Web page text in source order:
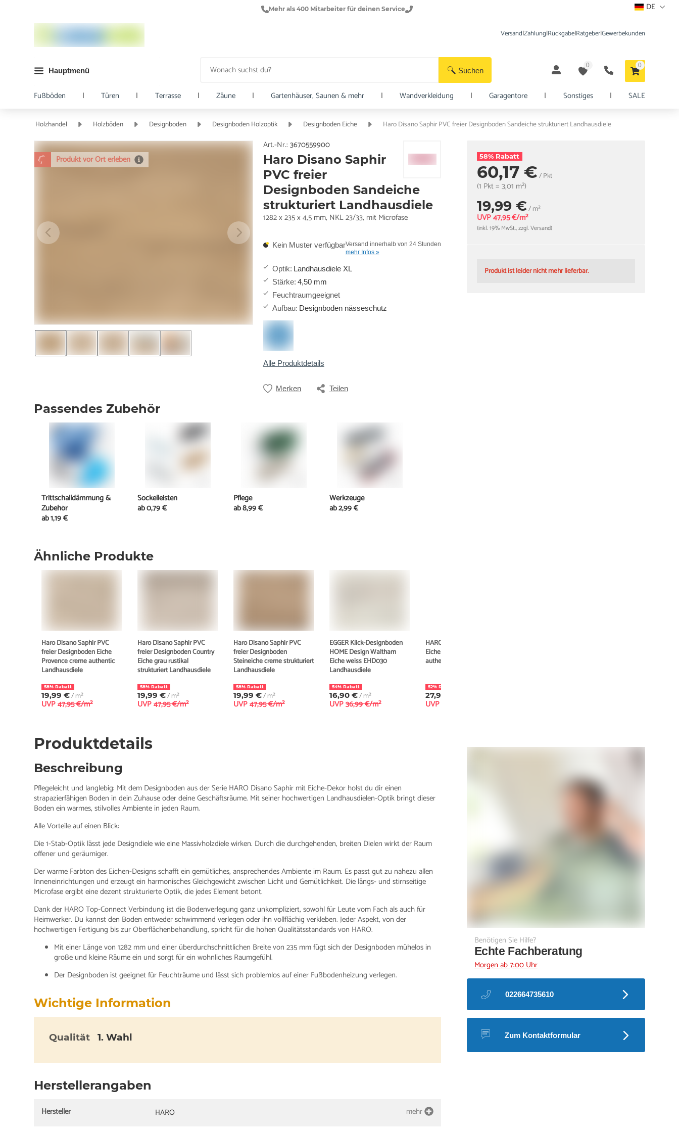
Mehr als 400 Mitarbeiter für deinen Service DE
Suchen
Versand|Zahlung|Rückgabe|Ratgeber|Gewerbekunden
Hauptmenü
0 0
Fußböden | Türen | Terrasse | Zäune | Gartenhäuser, Saunen & mehr | Wandverkleidung | Garagentore | Sonstiges | SALE
Holzhandel Holzböden Designboden Designboden Holzoptik Designboden Eiche Haro Disano Saphir PVC freier Designboden Sandeiche strukturiert Landhausdiele
Produkt vor Ort erleben
Art.-Nr.: 3670559900
Haro Disano Saphir
PVC freier
Designboden Sandeiche
strukturiert Landhausdiele
1282 x 235 x 4,5 mm, NKL 23/33, mit Microfase
Kein Muster verfügbarVersand innerhalb von 24 Stunden
mehr Infos »
Optik: Landhausdiele XL
Stärke: 4,50 mm
Feuchtraumgeeignet
Aufbau: Designboden nässeschutz
Alle Produktdetails
Merken Teilen
58% Rabatt
60,17 €/ Pkt
(1 Pkt = 3,01 m²)
19,99 €/ m²
UVP 47,95 €/m²
(inkl. 19% MwSt., zzgl. Versand)
Produkt ist leider nicht mehr lieferbar.
Ähnliche Produkte
Haro Disano Saphir PVC
freier Designboden Eiche
Provence creme authentic
Landhausdiele
58% Rabatt
19,99 €/ m²
UVP 47,95 €/m²
Haro Disano Saphir PVC
freier Designboden Country
Eiche grau rustikal
strukturiert Landhausdiele
58% Rabatt
19,99 €/ m²
UVP 47,95 €/m²
Haro Disano Saphir PVC
freier Designboden
Steineiche creme strukturiert
Landhausdiele
58% Rabatt
19,99 €/ m²
UVP 47,95 €/m²
EGGER Klick-Designboden
HOME Design Waltham
Eiche weiss EHD030
Landhausdiele
54% Rabatt
16,90 €/ m²
UVP 36,99 €/m²
HARO Disano Classic Aqua
Eiche Provence creme
authentic Landhausdiele XL
52% Rabatt
27,90 €
UVP
Produktdetails
Beschreibung
Pflegeleicht und langlebig: Mit dem Designboden aus der Serie HARO Disano Saphir mit Eiche-Dekor holst du dir einen
strapazierfähigen Boden in dein Zuhause oder deine Geschäftsräume. Mit seiner hochwertigen Landhausdielen-Optik bringt dieser
Boden ein warmes, stilvolles Ambiente in jeden Raum.
Alle Vorteile auf einen Blick:
Die 1-Stab-Optik lässt jede Designdiele wie eine Massivholzdiele wirken. Durch die durchgehenden, breiten Dielen wirkt der Raum
offener und geräumiger.
Der warme Farbton des Eichen-Designs schafft ein gemütliches, ansprechendes Ambiente im Raum. Es passt gut zu nahezu allen
Inneneinrichtungen und erzeugt ein harmonisches Gleichgewicht zwischen Licht und Gemütlichkeit. Die längs- und stirnseitige
Microfase ergibt eine dezent strukturierte Optik, die jedes Element betont.
Dank der HARO Top-Connect Verbindung ist die Bodenverlegung ganz unkompliziert, sowohl für Leute vom Fach als auch für
Heimwerker. Du kannst den Boden entweder schwimmend verlegen oder ihn vollflächig verkleben. Jeder Aspekt, von der
hochwertigen Fertigung bis zur Oberflächenbehandlung, spricht für die hohen Qualitätsstandards von HARO.
Mit einer Länge von 1282 mm und einer überdurchschnittlichen Breite von 235 mm fügt sich der Designboden mühelos in
große und kleine Räume ein und sorgt für ein wohnliches Raumgefühl.
Der Designboden ist geeignet für Feuchträume und lässt sich problemlos auf einer Fußbodenheizung verlegen.
Wichtige Information
Qualität 1. Wahl
Herstellerangaben
Hersteller HARO mehr
Passendes Zubehör
Trittschalldämmung &
Zubehör
ab1,19 €
Sockelleisten
ab0,79 €
Pflege
ab8,99 €
Werkzeuge
ab2,99 €
Benötigen Sie Hilfe?
Echte Fachberatung
Morgen ab 7:00 Uhr
022664735610
Zum Kontaktformular